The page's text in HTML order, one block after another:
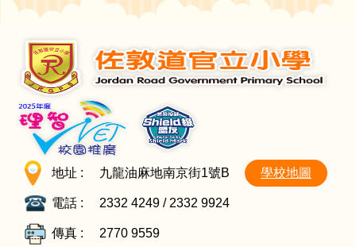
地址 : 九龍油麻地南京街1號B 學校地圖
電話 : 2332 4249 / 2332 9924
傳真 : 2770 9559